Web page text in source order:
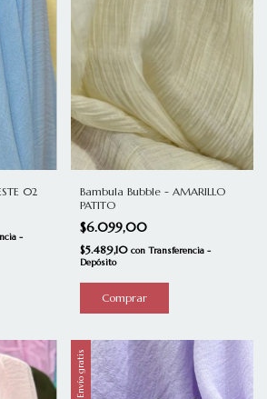
02
-
Bambula Bubble - AMARILLO
PATITO
$6.099,00
$5.489,10 con Transferencia -
Depósito
Envío gratis